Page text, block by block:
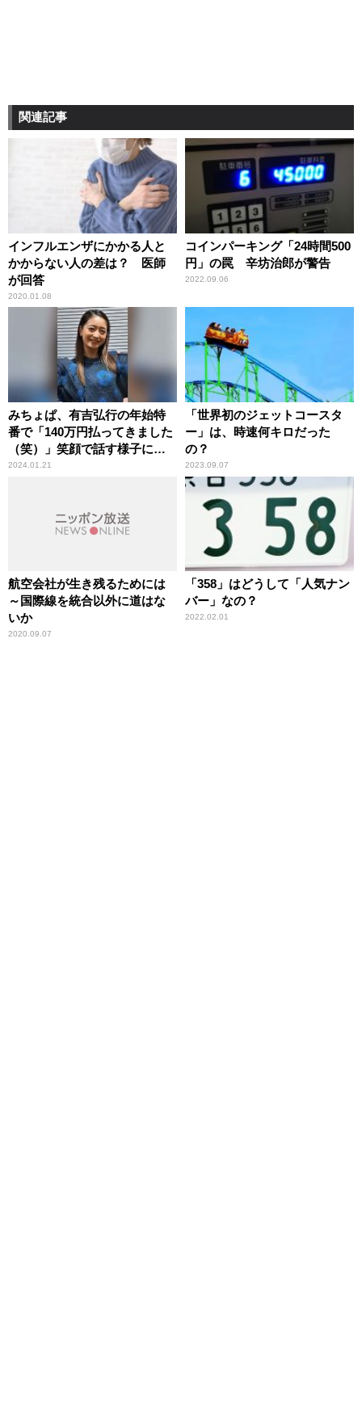
関連記事
インフルエンザにかかる人と
かからない人の差は？ 医師
が回答
2020.01.08
コインパーキング「24時間500
円」の罠 辛坊治郎が警告
2022.09.06
みちょぱ、有吉弘行の年始特
番で「140万円払ってきました
（笑）」笑顔で話す様子に周
囲も驚き
2024.01.21
「世界初のジェットコースタ
ー」は、時速何キロだった
の？
2023.09.07
航空会社が生き残るためには
～国際線を統合以外に道はな
いか
2020.09.07
「358」はどうして「人気ナン
バー」なの？
2022.02.01